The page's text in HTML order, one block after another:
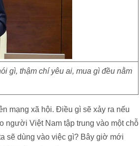
gì, thậm chí yêu ai, mua gì đều nằm
mạng xã hội. Điều gì sẽ xảy ra nếu
người Việt Nam tập trung vào một chỗ
sẽ dùng vào việc gì? Bây giờ mới